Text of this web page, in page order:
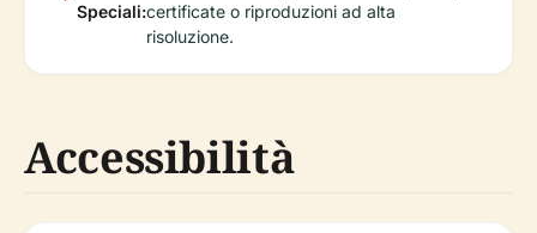
Speciali:certificate o riproduzioni ad alta
risoluzione.
Accessibilità